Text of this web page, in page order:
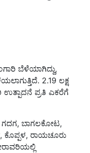
ಬೆಳೆಯಾಗಿದ್ದು,
2.19 ಲಕ್ಷ
ಉತ್ಪಾದನೆ ಪ್ರತಿ ಎಕರೆಗೆ
ಗದಗ, ಬಾಗಲಕೋಟ,
ರಾಯಚೂರು